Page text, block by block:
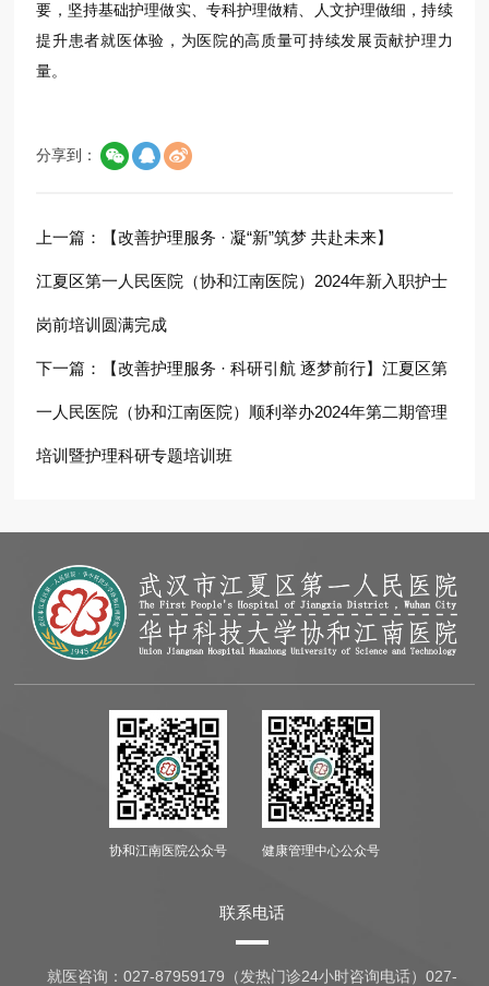
要，坚持基础护理做实、专科护理做精、人文护理做细，持续
提升患者就医体验，为医院的高质量可持续发展贡献护理力
量。
分享到：
上一篇： 【改善护理服务 · 凝“新”筑梦 共赴未来】
江夏区第一人民医院（协和江南医院）2024年新入职护士
岗前培训圆满完成
下一篇： 【改善护理服务 · 科研引航 逐梦前行】江夏区第
一人民医院（协和江南医院）顺利举办2024年第二期管理
培训暨护理科研专题培训班
协和江南医院公众号 健康管理中心公众号
联系电话
就医咨询： 027-87959179（发热门诊24小时咨询电话）027-